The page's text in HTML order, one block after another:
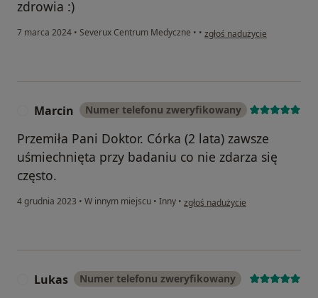
zdrowia :)
7 marca 2024 • Severux Centrum Medyczne • • w opinii użytkownika N.K.
zgłoś nadużycie
Marcin Numer telefonu zweryfikowany
Przemiła Pani Doktor. Córka (2 lata) zawsze
uśmiechnięta przy badaniu co nie zdarza się
często.
4 grudnia 2023 • W innym miejscu • Inny • w opinii użytkownika Marcin
zgłoś nadużycie
Lukas Numer telefonu zweryfikowany